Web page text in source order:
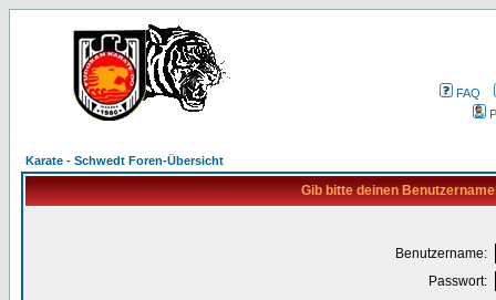
FAQ
Karate - Schwedt Foren-Übersicht
Gib bitte deinen
Benutzername:
Passwort: